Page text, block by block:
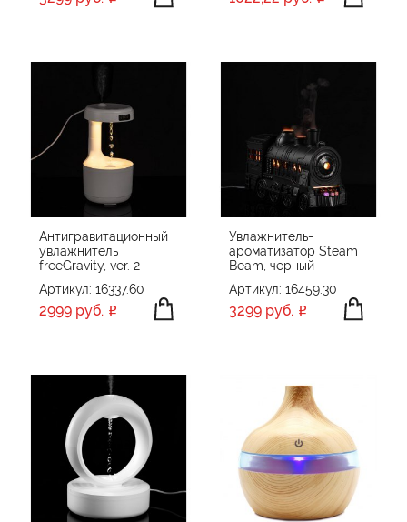
Антигравитационный
увлажнитель
freeGravity, ver. 2
Артикул: 16337.60
2999 руб.
Увлажнитель-
ароматизатор Steam
Beam, черный
Артикул: 16459.30
3299 руб.